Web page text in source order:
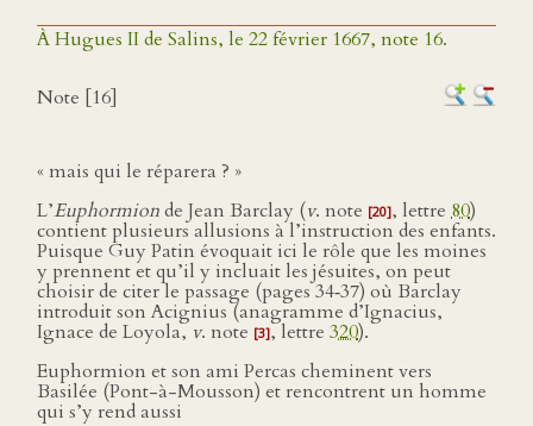
À Hugues II de Salins, le 22 février 1667, note 16.
Note [16]
« mais qui le réparera ? »
L’Euphormionde Jean Barclay (v. note [20], lettre 80)
contient plusieurs allusions à l’instruction des enfants.
Puisque Guy Patin évoquait ici le rôle que les moines
y prennent et qu’il y incluait les jésuites, on peut
choisir de citer le passage (pages 34‑37) où Barclay
introduit son Acignius (anagramme d’Ignacius,
Ignace de Loyola, v. note [3], lettre 320).
Euphormion et son ami Percas cheminent vers
Basilée (Pont-à-Mousson) et rencontrent un homme
qui s’y rend aussi